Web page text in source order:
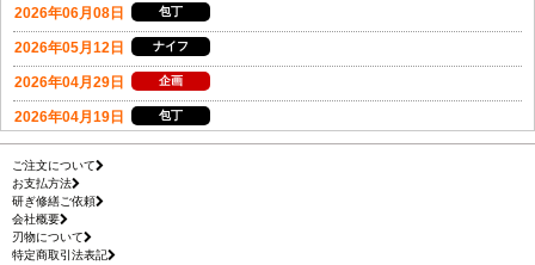
ご注文について
お支払方法
研ぎ修繕ご依頼
会社概要
刃物について
特定商取引法表記